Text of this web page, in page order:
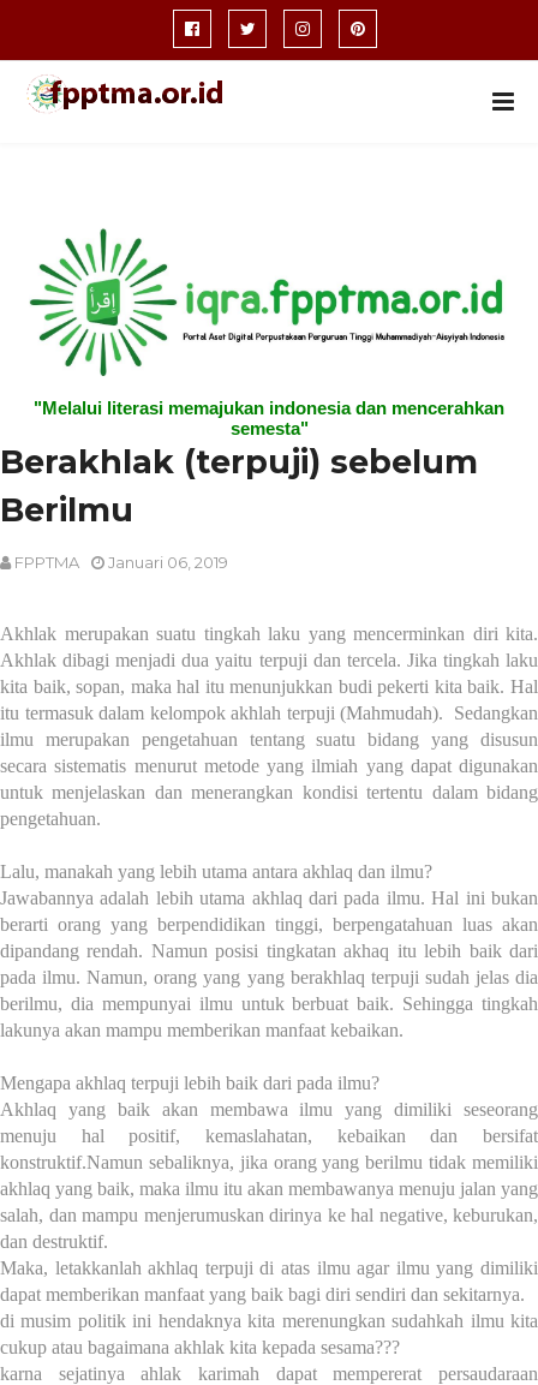
"Melalui literasi memajukan indonesia dan mencerahkan
semesta"
Berakhlak (terpuji) sebelum
Berilmu
FPPTMA Januari 06, 2019
Akhlak merupakan suatu tingkah laku yang mencerminkan diri kita.
Akhlak dibagi menjadi dua yaitu terpuji dan tercela. Jika tingkah laku
kita baik, sopan, maka hal itu menunjukkan budi pekerti kita baik. Hal
itu termasuk dalam kelompok akhlah terpuji (Mahmudah). Sedangkan
ilmu merupakan pengetahuan tentang suatu bidang yang disusun
secara sistematis menurut metode yang ilmiah yang dapat digunakan
untuk menjelaskan dan menerangkan kondisi tertentu dalam bidang
pengetahuan.
Lalu, manakah yang lebih utama antara akhlaq dan ilmu?
Jawabannya adalah lebih utama akhlaq dari pada ilmu. Hal ini bukan
berarti orang yang berpendidikan tinggi, berpengatahuan luas akan
dipandang rendah. Namun posisi tingkatan akhaq itu lebih baik dari
pada ilmu. Namun, orang yang yang berakhlaq terpuji sudah jelas dia
berilmu, dia mempunyai ilmu untuk berbuat baik. Sehingga tingkah
lakunya akan mampu memberikan manfaat kebaikan.
Mengapa akhlaq terpuji lebih baik dari pada ilmu?
Akhlaq yang baik akan membawa ilmu yang dimiliki seseorang
menuju hal positif, kemaslahatan, kebaikan dan bersifat
konstruktif.Namun sebaliknya, jika orang yang berilmu tidak memiliki
akhlaq yang baik, maka ilmu itu akan membawanya menuju jalan yang
salah, dan mampu menjerumuskan dirinya ke hal negative, keburukan,
dan destruktif.
Maka, letakkanlah akhlaq terpuji di atas ilmu agar ilmu yang dimiliki
dapat memberikan manfaat yang baik bagi diri sendiri dan sekitarnya.
di musim politik ini hendaknya kita merenungkan sudahkah ilmu kita
cukup atau bagaimana akhlak kita kepada sesama???
karna sejatinya ahlak karimah dapat mempererat persaudaraan